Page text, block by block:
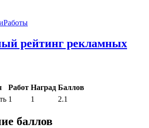
Работы
рейтинг рекламных
Работ Наград Баллов
1 1 2.1
баллов